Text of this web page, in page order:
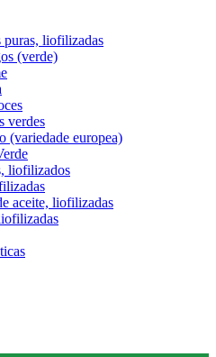
puras, liofilizadas
(verde)
verdes
(variedade europea)
liofilizados
aceite, liofilizadas